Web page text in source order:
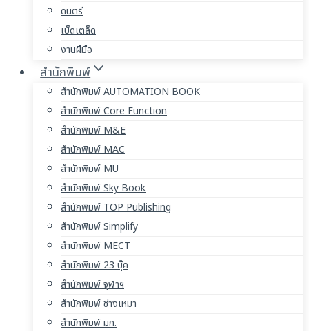
ดนตรี
เบ็ดเตล็ด
งานฝีมือ
สำนักพิมพ์
สำนักพิมพ์ AUTOMATION BOOK
สำนักพิมพ์ Core Function
สำนักพิมพ์ M&E
สำนักพิมพ์ MAC
สำนักพิมพ์ MU
สำนักพิมพ์ Sky Book
สำนักพิมพ์ TOP Publishing
สำนักพิมพ์ Simplify
สำนักพิมพ์ MECT
สำนักพิมพ์ 23 บุ๊ค
สำนักพิมพ์ จุฬาฯ
สำนักพิมพ์ ช่างเหมา
สำนักพิมพ์ มก.